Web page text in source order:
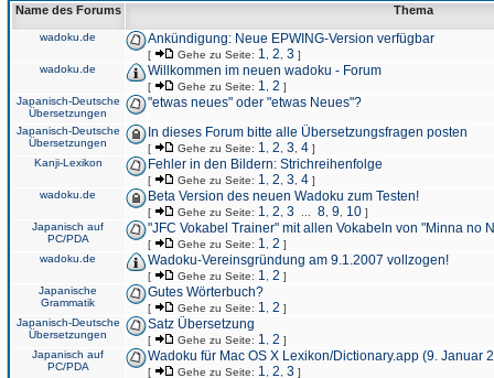
Name des Forums
Thema
wadoku.de Ankündigung: Neue EPWING-Version verfügbar
[ Gehe zu Seite: 1 2 3 ]
wadoku.de
Willkommen im neuen wadoku - Forum
[ Gehe zu Seite: 1 2 ]
Japanisch-Deutsche
Übersetzungen
"etwas neues" oder "etwas Neues"?
Japanisch-Deutsche
Übersetzungen
In dieses Forum bitte alle Übersetzungsfragen posten
[ Gehe zu Seite: 1 2 3 4 ]
Kanji-Lexikon
Fehler in den Bildern: Strichreihenfolge
[ Gehe zu Seite: 1 2 3 4 ]
wadoku.de
Beta Version des neuen Wadoku zum Testen!
[ Gehe zu Seite: 1 2 3 8 9 10 ]
Japanisch auf
PC/PDA
"JFC Vokabel Trainer" mit allen Vokabeln von "Minna no
[ Gehe zu Seite: 1 2 ]
wadoku.de
Wadoku-Vereinsgründung am 9.1.2007 vollzogen!
[ Gehe zu Seite: 1 2 ]
Japanische
Grammatik
Gutes Wörterbuch?
[ Gehe zu Seite: 1 2 ]
Japanisch-Deutsche
Übersetzungen
Satz Übersetzung
[ Gehe zu Seite: 1 2 ]
Japanisch auf
PC/PDA
Wadoku für Mac OS X Lexikon/Dictionary.app (9. Januar
[ Gehe zu Seite: 1 2 3 ]